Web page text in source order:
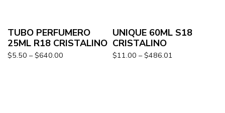
TUBO PERFUMERO
25ML R18 CRISTALINO
$5.50 – $640.00
UNIQUE 60ML S18
CRISTALINO
$11.00 – $486.01